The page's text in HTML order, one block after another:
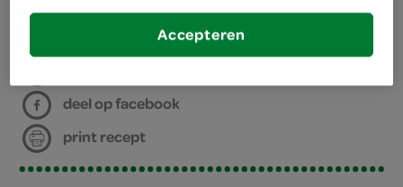
bereiden
deel op facebook
print recept
Accepteren